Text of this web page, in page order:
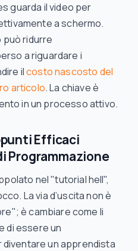
guarda il video per
a schermo.
ridurre
a riguardare i
ilcosto nascosto del
articolo. La chiave è
in un processoattivo.
Efficaci
Programmazione
nel "tutorial hell",
La via d’uscita non è
è cambiarecome li
di essere un
un apprendista